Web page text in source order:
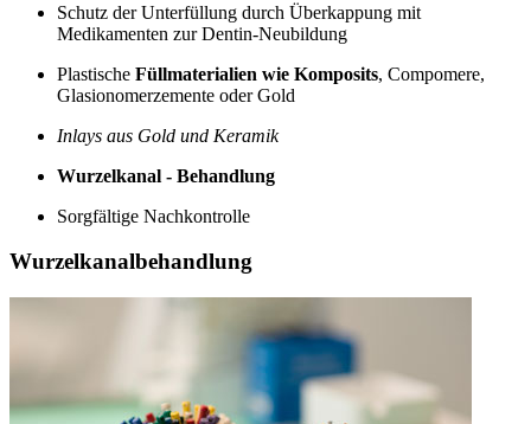
Schutz der Unterfüllung durch Überkappung mit
Medikamenten zur Dentin-Neubildung
Plastische Füllmaterialien wie Komposits, Compomere,
Glasionomerzemente oder Gold
Inlays aus Gold und Keramik
Wurzelkanal - Behandlung
Sorgfältige Nachkontrolle
Wurzelkanalbehandlung